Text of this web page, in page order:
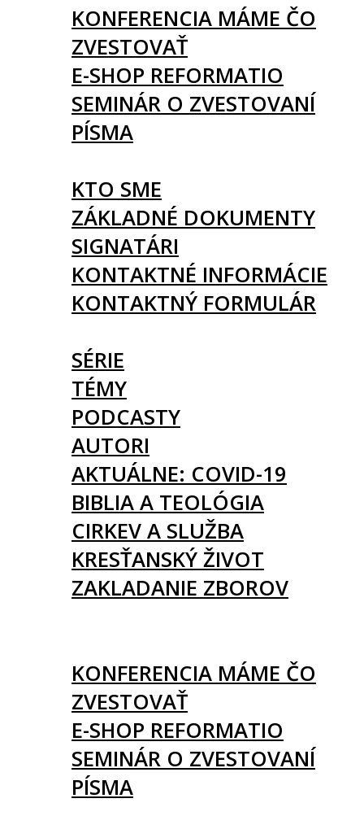
KONFERENCIA MÁME ČO
ZVESTOVAŤ
E-SHOP REFORMATIO
SEMINÁR O ZVESTOVANÍ
PÍSMA
KTO SME
ZÁKLADNÉ DOKUMENTY
SIGNATÁRI
KONTAKTNÉ INFORMÁCIE
KONTAKTNÝ FORMULÁR
SÉRIE
TÉMY
PODCASTY
AUTORI
AKTUÁLNE: COVID-19
BIBLIA A TEOLÓGIA
CIRKEV A SLUŽBA
KRESŤANSKÝ ŽIVOT
ZAKLADANIE ZBOROV
KONFERENCIA MÁME ČO
ZVESTOVAŤ
E-SHOP REFORMATIO
SEMINÁR O ZVESTOVANÍ
PÍSMA